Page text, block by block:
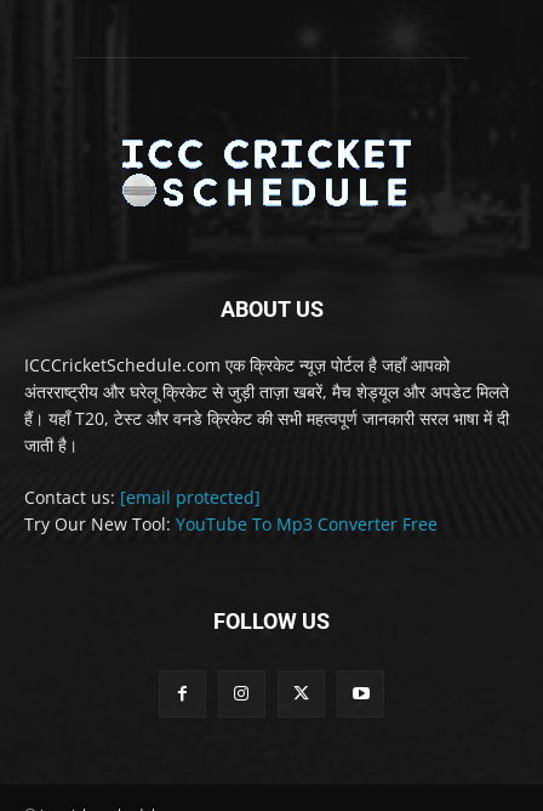
ABOUT US
ICCCricketSchedule.com एक क्रिकेट न्यूज़ पोर्टल है जहाँ आपको
अंतरराष्ट्रीय और घरेलू क्रिकेट से जुड़ी ताज़ा खबरें, मैच शेड्यूल और अपडेट मिलते
हैं। यहाँ T20, टेस्ट और वनडे क्रिकेट की सभी महत्वपूर्ण जानकारी सरल भाषा में दी
जाती है।
Contact us: [email protected]
Try Our New Tool: YouTube To Mp3 Converter Free
FOLLOW US